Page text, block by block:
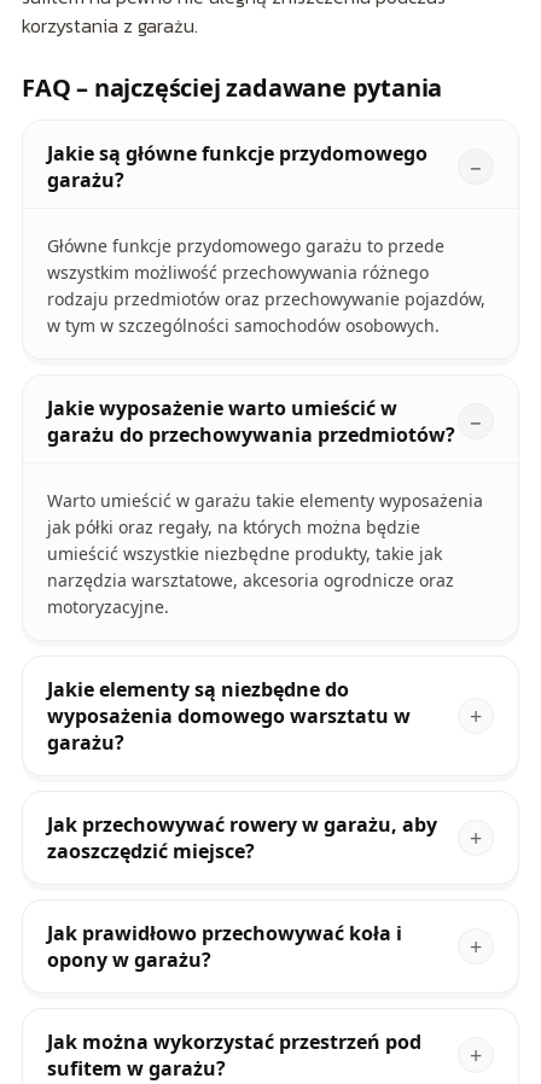
korzystania z garażu.
FAQ – najczęściej zadawane pytania
Jakie są główne funkcje przydomowego
garażu?
Główne funkcje przydomowego garażu to przede
wszystkim możliwość przechowywania różnego
rodzaju przedmiotów oraz przechowywanie pojazdów,
w tym w szczególności samochodów osobowych.
Jakie wyposażenie warto umieścić w
garażu do przechowywania przedmiotów?
Warto umieścić w garażu takie elementy wyposażenia
jak półki oraz regały, na których można będzie
umieścić wszystkie niezbędne produkty, takie jak
narzędzia warsztatowe, akcesoria ogrodnicze oraz
motoryzacyjne.
Jakie elementy są niezbędne do
wyposażenia domowego warsztatu w
garażu?
Jak przechowywać rowery w garażu, aby
zaoszczędzić miejsce?
Jak prawidłowo przechowywać koła i
opony w garażu?
Jak można wykorzystać przestrzeń pod
sufitem w garażu?